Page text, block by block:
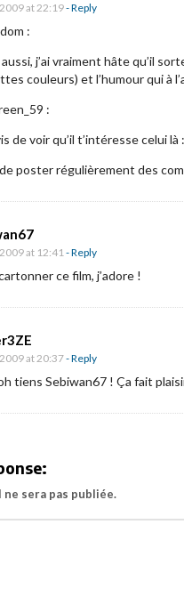
at 22:19- Reply
:
aussi, j’ai vraiment hâte qu’il
couleurs) et l’humour qui à
:
de voir qu’il t’intéresse celui là
poster régulièrement des
at 12:41- Reply
ce film, j’adore !
at 20:37- Reply
tiens Sebiwan67 ! Ça fait
sera pas publiée.